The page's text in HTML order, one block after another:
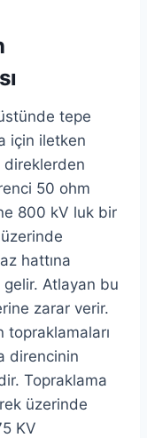
tepe
için iletken
direklerden
50 ohm
800 kV luk bir
hattına
Atlayan bu
zarar verir.
topraklamaları
direncinin
Topraklama
üzerinde
KV